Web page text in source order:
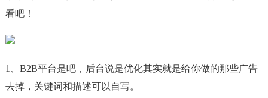
看吧！
1、B2B平台是吧，后台说是优化其实就是给你做的那些广告
去掉，关键词和描述可以自写。